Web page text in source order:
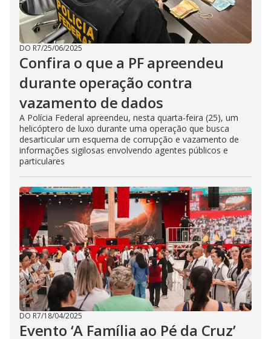
DO R7/25/06/2025
Confira o que a PF apreendeu
durante operação contra
vazamento de dados
A Polícia Federal apreendeu, nesta quarta-feira (25), um
helicóptero de luxo durante uma operação que busca
desarticular um esquema de corrupção e vazamento de
informações sigilosas envolvendo agentes públicos e
particulares
DO R7/18/04/2025
Evento ‘A Família ao Pé da Cruz’